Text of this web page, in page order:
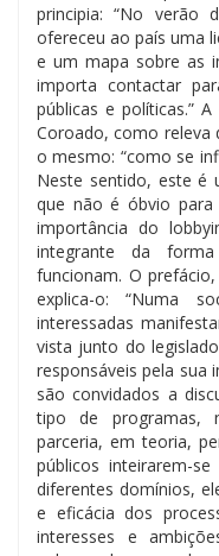
principia: “No verão
ofereceu ao país uma
e um mapa sobre as
importa contactar
públicas e políticas.”
Coroado, como releva
o mesmo: “como se
Neste sentido, este é
que não é óbvio para
importância do
integrante da
funcionam. O
explica-o: “Numa
interessadas
vista junto do
responsáveis pela sua
são convidados a
tipo de programas,
parceria, em teoria,
públicos inteirarem-
diferentes domínios,
e eficácia dos
interesses e